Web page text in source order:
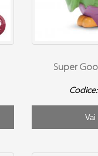
Super
Vai